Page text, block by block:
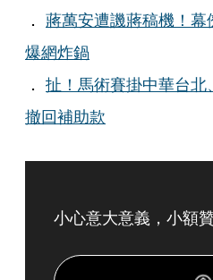
． 蔣萬安遭譏蔣稿機！
爆網炸鍋
． 扯！馬術賽掛中華台
撤回補助款
小心意大意義，小額